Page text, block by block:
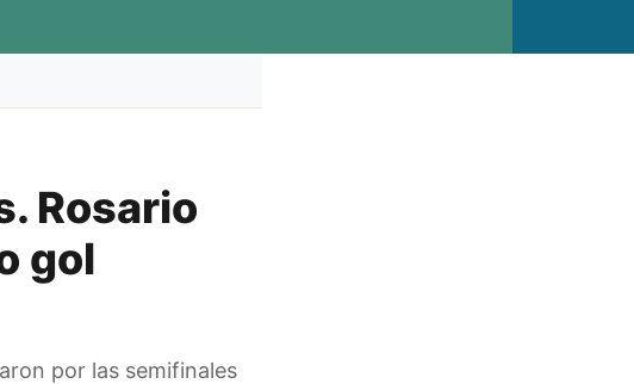
Rosario
gol
por las semifinales